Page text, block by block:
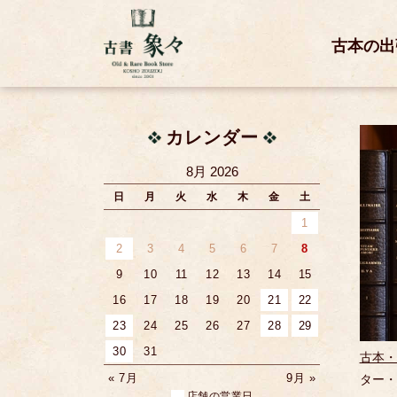
古本の
古本
ター
カレンダー
8月 2026
日 月 火 水 木 金 土
1
2
3 4 5 6 7
8
9
10 11 12 13 14
15
16
17 18 19 20 21
22
23
24 25 26 27 28
29
30
31
« 7月
9月 »